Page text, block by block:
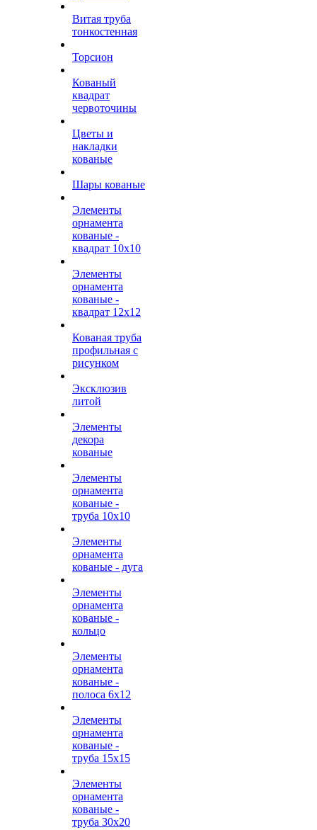
Витая труба
тонкостенная
Торсион
Кованый
квадрат
червоточины
Цветы и
накладки
кованые
Шары кованые
Элементы
орнамента
кованые -
квадрат 10х10
Элементы
орнамента
кованые -
квадрат 12х12
Кованая труба
профильная с
рисунком
Эксклюзив
литой
Элементы
декора
кованые
Элементы
орнамента
кованые -
труба 10х10
Элементы
орнамента
кованые - дуга
Элементы
орнамента
кованые -
кольцо
Элементы
орнамента
кованые -
полоса 6х12
Элементы
орнамента
кованые -
труба 15х15
Элементы
орнамента
кованые -
труба 30х20